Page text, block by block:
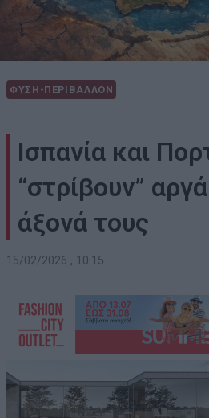
ΦΥΣΗ-ΠΕΡΙΒΑΛΛΟΝ
Ισπανία και
“στρίβουν”
άξονά τους
15/02/2026 , 10:15